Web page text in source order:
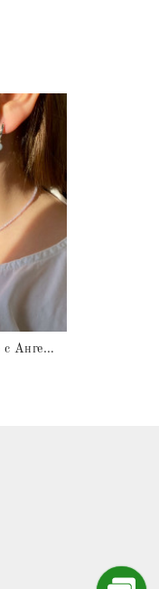
Детские серьги серебряные с Ангелитом натуральным